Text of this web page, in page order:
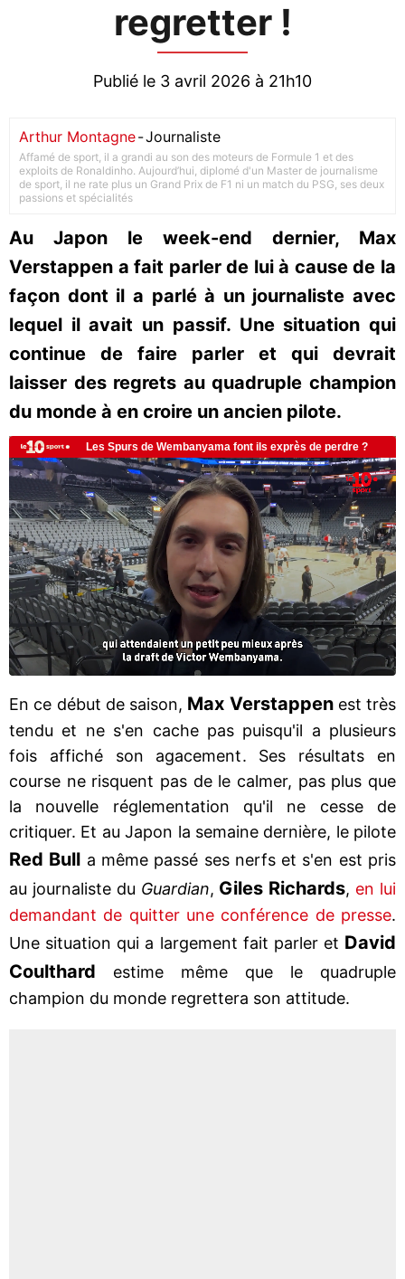
regretter !
Publié le 3 avril 2026 à 21h10
Arthur Montagne-Journaliste
Affamé de sport, il a grandi au son des moteurs de Formule 1 et des
exploits de Ronaldinho. Aujourd’hui, diplomé d'un Master de journalisme
de sport, il ne rate plus un Grand Prix de F1 ni un match du PSG, ses deux
passions et spécialités
Au Japon le week-end dernier, Max
Verstappen a fait parler de lui à cause de la
façon dont il a parlé à un journaliste avec
lequel il avait un passif. Une situation qui
continue de faire parler et qui devrait
laisser des regrets au quadruple champion
du monde à en croire un ancien pilote.
En ce début de saison, Max Verstappenest très
tendu et ne s'en cache pas puisqu'il a plusieurs
fois affiché son agacement. Ses résultats en
course ne risquent pas de le calmer, pas plus que
la nouvelle réglementation qu'il ne cesse de
critiquer. Et au Japon la semaine dernière, le pilote
Red Bull a même passé ses nerfs et s'en est pris
au journaliste du Guardian, Giles Richards, en lui
demandant de quitter une conférence de presse.
Une situation qui a largement fait parler et David
Coulthard estime même que le quadruple
champion du monde regrettera son attitude.